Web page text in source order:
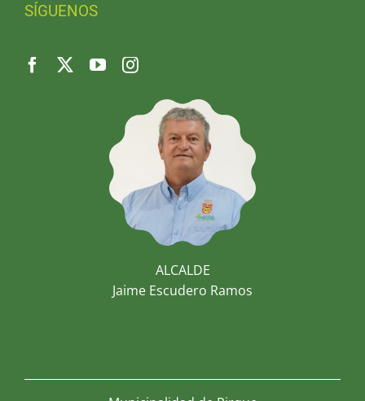
SÍGUENOS
ALCALDE
Jaime Escudero Ramos